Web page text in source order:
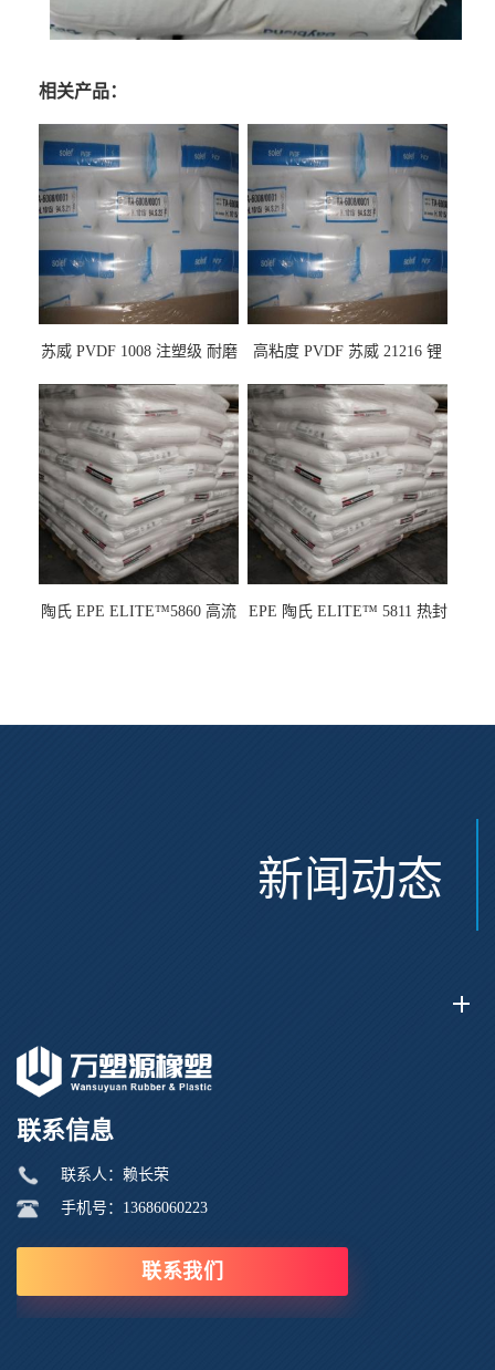
相关产品：
苏威 PVDF 1008 注塑级 耐磨
龙
高粘度 PVDF 苏威 21216 锂
陶氏 EPE ELITE™5860 高流
EPE 陶氏 ELITE™ 5811 热封
新闻动态
联系信息
联系人：赖长荣
手机号：13686060223
联系我们